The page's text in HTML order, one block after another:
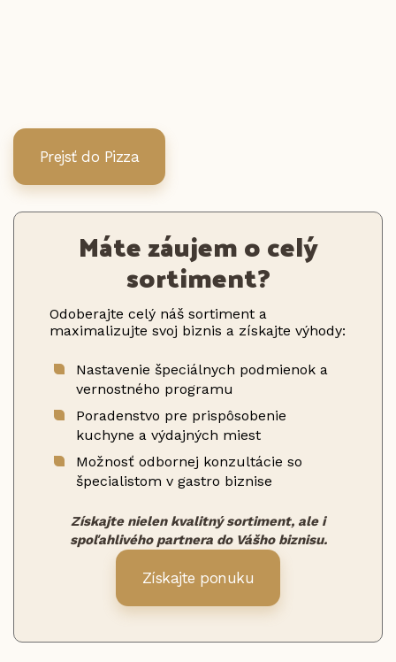
Prejsť do Pizza
Máte záujem o celý
sortiment?
Odoberajte celý náš sortiment a
maximalizujte svoj biznis a získajte výhody:
Nastavenie špeciálnych podmienok a
vernostného programu
Poradenstvo pre prispôsobenie
kuchyne a výdajných miest
Možnosť odbornej konzultácie so
špecialistom v gastro biznise
Získajte nielen kvalitný sortiment, ale i
spoľahlivého partnera do Vášho biznisu.
Získajte ponuku